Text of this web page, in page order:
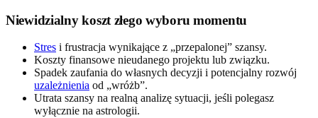
Niewidzialny koszt złego wyboru momentu
Stres i frustracja wynikające z „przepalonej” szansy.
Koszty finansowe nieudanego projektu lub związku.
Spadek zaufania do własnych decyzji i potencjalny rozwój
uzależnienia od „wróżb”.
Utrata szansy na realną analizę sytuacji, jeśli polegasz
wyłącznie na astrologii.